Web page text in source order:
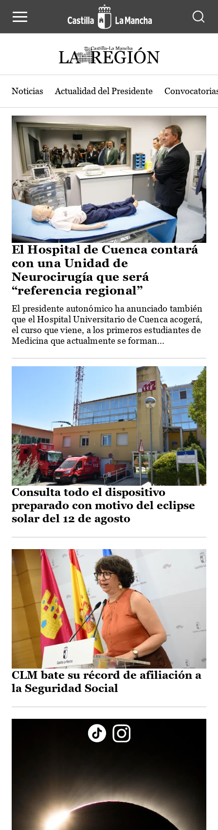
Actualidad de la región de Castilla-
Noticias Actualidad del Presidente
El Hospital de Cuenca contará
con una Unidad de
Neurocirugía que será
“referencia regional”
El presidente autonómico ha anunciado también
que el Hospital Universitario de Cuenca acogerá,
el curso que viene, a los primeros estudiantes de
Medicina que actualmente se forman...
Consulta todo el dispositivo
preparado con motivo del eclipse
solar del 12 de agosto
CLM bate su récord de afiliación a
la Seguridad Social